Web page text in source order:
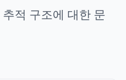
적 구조에 대한 문